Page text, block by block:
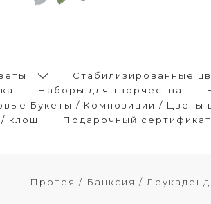
Стабилизированные
Наборы для творчества
Букеты / Композиции / Цветы
клош
Подарочный сертификат
Протея / Банксия /